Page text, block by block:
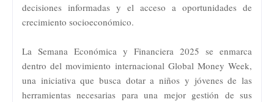
decisiones informadas y el acceso a oportunidades de
crecimiento socioeconómico.
La Semana Económica y Financiera 2025 se enmarca
dentro del movimiento internacional Global Money Week,
una iniciativa que busca dotar a niños y jóvenes de las
herramientas necesarias para una mejor gestión de sus